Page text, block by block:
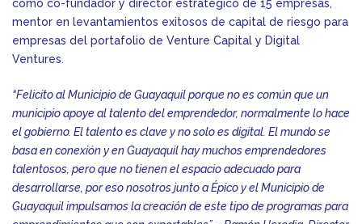
como co-fundador y director estratégico de 15 empresas,
mentor en levantamientos exitosos de capital de riesgo para
empresas del portafolio de Venture Capital y Digital
Ventures.
“Felicito al Municipio de Guayaquil porque no es común que un
municipio apoye al talento del emprendedor, normalmente lo hace
el gobierno. El talento es clave y no solo es digital. El mundo se
basa en conexión y en Guayaquil hay muchos emprendedores
talentosos, pero que no tienen el espacio adecuado para
desarrollarse, por eso nosotros junto a Épico y el Municipio de
Guayaquil impulsamos la creación de este tipo de programas para